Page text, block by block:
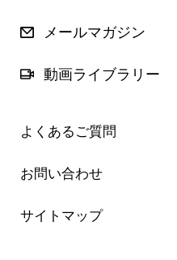
メールマガジン
動画ライブラリー
よくあるご質問
お問い合わせ
サイトマップ